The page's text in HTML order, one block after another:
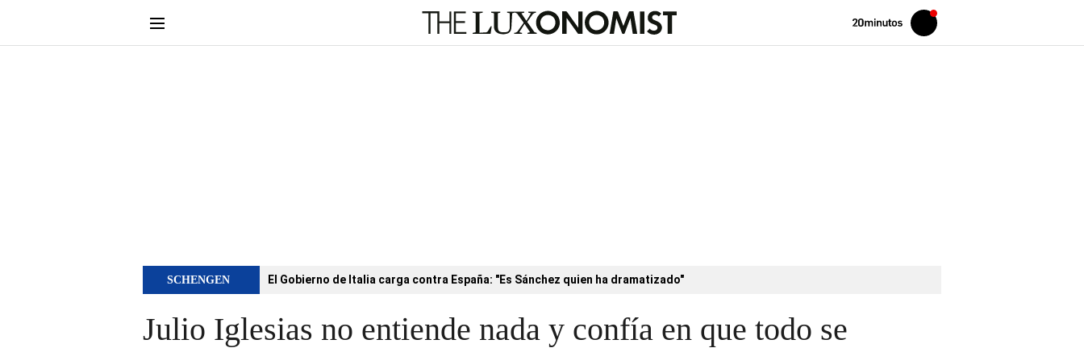
Volver
Iniciar
sesión
SCHENGEN El Gobierno de Italia carga contra España: "Es Sánchez quien ha dramatizado"
Julio Iglesias no entiende nada y confía en que todo se